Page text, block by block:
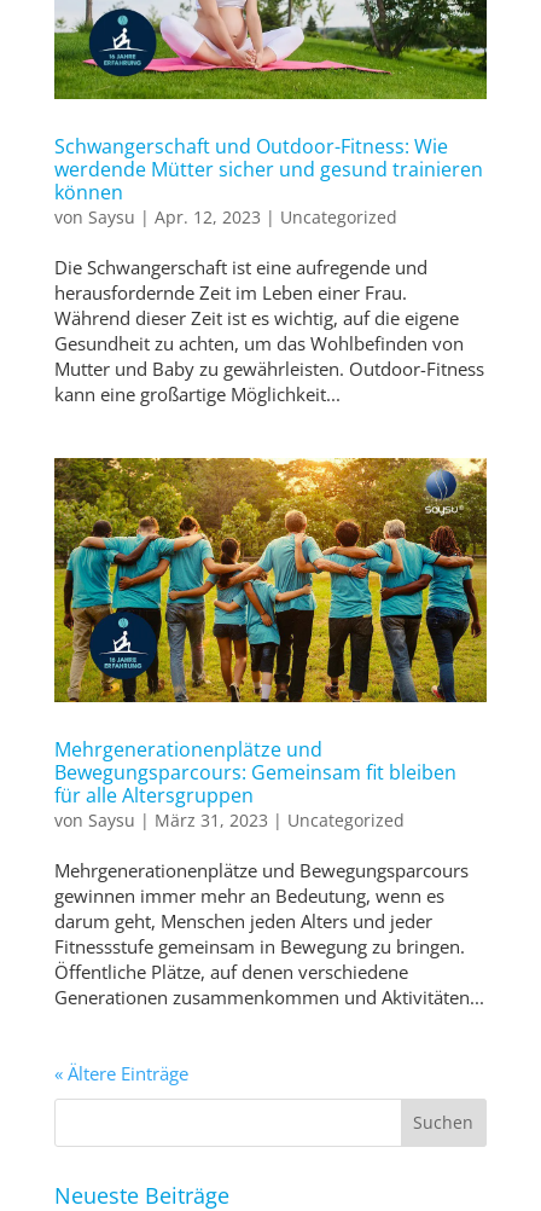
Schwangerschaft und Outdoor-Fitness: Wie
werdende Mütter sicher und gesund trainieren
können
von Saysu | Apr. 12, 2023 | Uncategorized
Die Schwangerschaft ist eine aufregende und
herausfordernde Zeit im Leben einer Frau.
Während dieser Zeit ist es wichtig, auf die eigene
Gesundheit zu achten, um das Wohlbefinden von
Mutter und Baby zu gewährleisten. Outdoor-Fitness
kann eine großartige Möglichkeit...
Mehrgenerationenplätze und
Bewegungsparcours: Gemeinsam fit bleiben
für alle Altersgruppen
von Saysu | März 31, 2023 | Uncategorized
Mehrgenerationenplätze und Bewegungsparcours
gewinnen immer mehr an Bedeutung, wenn es
darum geht, Menschen jeden Alters und jeder
Fitnessstufe gemeinsam in Bewegung zu bringen.
Öffentliche Plätze, auf denen verschiedene
Generationen zusammenkommen und Aktivitäten...
« Ältere Einträge
Neueste Beiträge